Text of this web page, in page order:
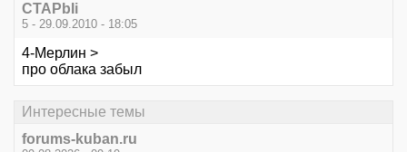
CTAPbIi
5 - 29.09.2010 - 18:05
4-Мерлин >
про облака забыл
Интересные темы
forums-kuban.ru